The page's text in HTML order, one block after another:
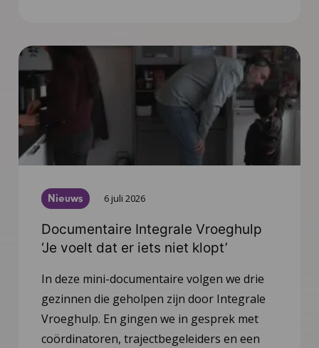
Nieuws 6 juli 2026
Documentaire Integrale Vroeghulp
‘Je voelt dat er iets niet klopt’
In deze mini-documentaire volgen we drie
gezinnen die geholpen zijn door Integrale
Vroeghulp. En gingen we in gesprek met
coördinatoren, trajectbegeleiders en een